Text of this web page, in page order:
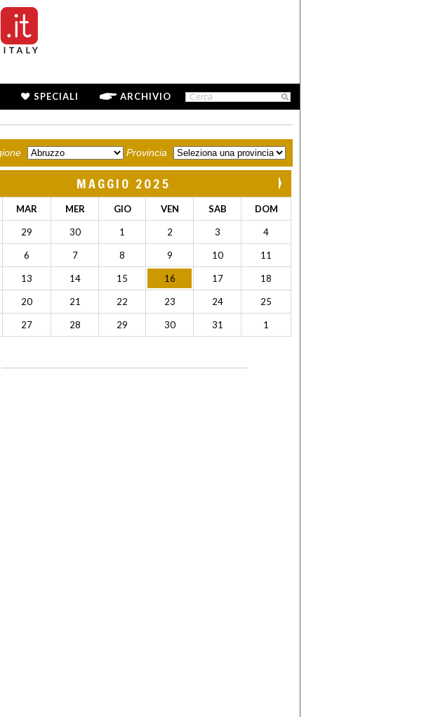
SPECIALI ARCHIVIO
Provincia
MAGGIO 2025
MAR MER GIO VEN SAB DOM
29 30 1 2 3 4
6 7 8 9 10 11
13 14 15 16 17 18
20 21 22 23 24 25
27 28 29 30 31 1